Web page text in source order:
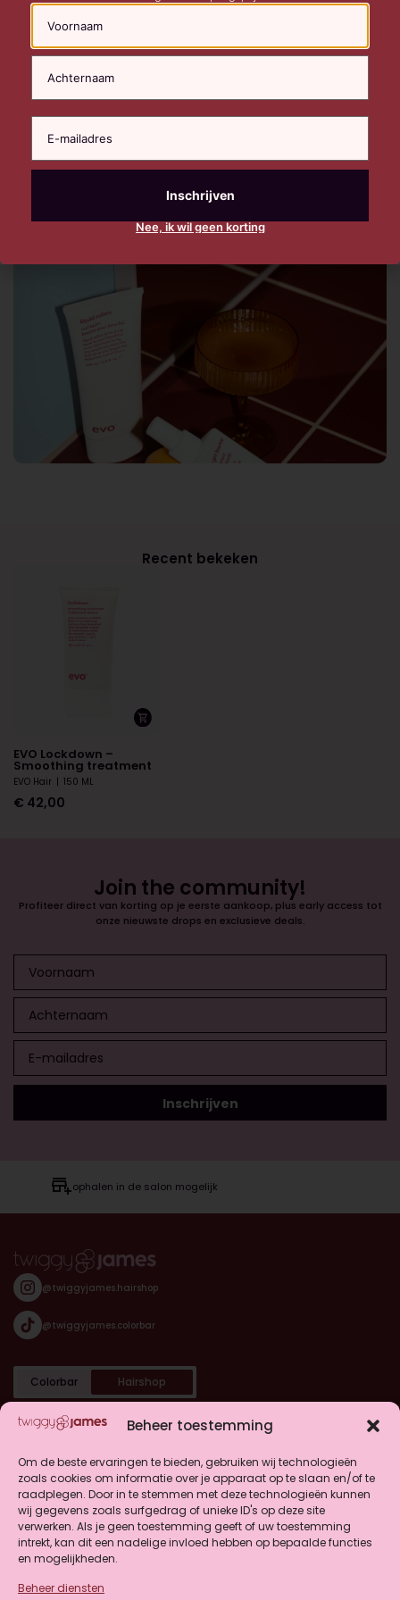
Beheer toestemming
Om de beste ervaringen te bieden, gebruiken wij technologieën
zoals cookies om informatie over je apparaat op te slaan en/of te
raadplegen. Door in te stemmen met deze technologieën kunnen
wij gegevens zoals surfgedrag of unieke ID's op deze site
verwerken. Als je geen toestemming geeft of uw toestemming
intrekt, kan dit een nadelige invloed hebben op bepaalde functies
en mogelijkheden.
Beheer diensten
Shampoo
€32,00
Recent bekeken
EVO Lockdown –
Smoothing treatment
EVO Hair 150 ML
€ 42,00
Join the community!
Profiteer direct van korting op je eerste aankoop, plus early access tot
onze nieuwste drops en exclusieve deals.
ophalen in de salon mogelijk
Colorbar Hairshop
@twiggyjames.hairshop
@twiggyjames.colorbar
Categorieën
Shop
Klantenservice
Nee, ik wil geen korting